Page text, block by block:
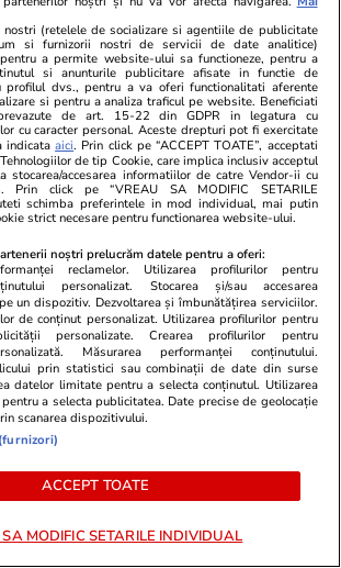
grindină și vijelii în 34 de județe
Harta zonelor care rămân sub
extremă până vineri
07:00
Sinaia, unde un apartament
peste 470.000 de euro, a rămas
abandonată printre buruieni. Ce
din oraș
09:25
Mintia, cea mai mare pe gaze
livrarea de energie în sistemul
(retelele de socializare si agentiile de publicitate
si furnizorii nostri de servicii de date analitice)
a permite website-ului sa functioneze, pentru a
si anunturile publicitare afisate in functie de
profilul dvs., pentru a va oferi functionalitati aferente
si pentru a analiza traficul pe website. Beneficiati
de art. 15-22 din GDPR in legatura cu
cu caracter personal. Aceste drepturi pot fi exercitate
indicataaici. Prin click pe “ACCEPT TOATE”, acceptati
de tip Cookie, care implica inclusiv acceptul
stocarea/accesarea informatiilor de catre Vendor-ii cu
Prin click pe “VREAU SA MODIFIC SETARILE
schimba preferintele in mod individual, mai putin
strict necesare pentru functionarea website-ului.
noștri prelucrăm datele pentru a oferi:
reclamelor. Utilizarea profilurilor pentru
personalizat. Stocarea și/sau accesarea
un dispozitiv. Dezvoltarea și îmbunătățirea serviciilor.
de conținut personalizat. Utilizarea profilurilor pentru
personalizate. Crearea profilurilor pentru
Măsurarea performanței conținutului.
prin statistici sau combinații de date din surse
datelor limitate pentru a selecta conținutul. Utilizarea
a selecta publicitatea. Date precise de geolocație
scanarea dispozitivului.
ACCEPT TOATE
MODIFIC SETARILE INDIVIDUAL